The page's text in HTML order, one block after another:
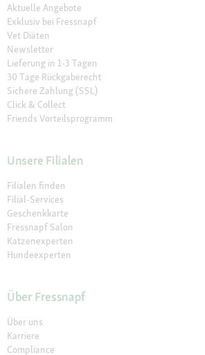
Aktuelle Angebote
Exklusiv bei Fressnapf
Vet Diäten
Newsletter
Lieferung in 1-3 Tagen
30 Tage Rückgaberecht
Sichere Zahlung (SSL)
Click & Collect
Friends Vorteilsprogramm
Unsere Filialen
Filialen finden
Filial-Services
Geschenkkarte
Fressnapf Salon
Katzenexperten
Hundeexperten
Über Fressnapf
Über uns
Karriere
Compliance